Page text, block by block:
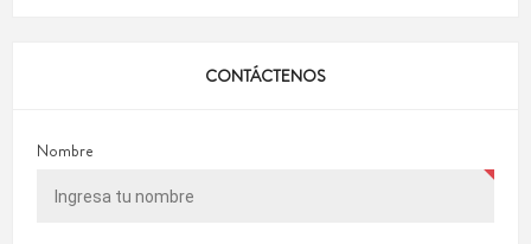
CONTÁCTENOS
Nombre